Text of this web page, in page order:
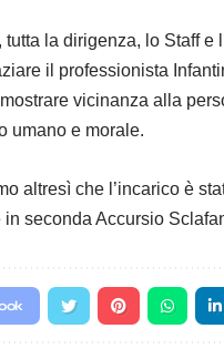
tutta la dirigenza, lo Staff e
il professionista
vicinanza alla
umano e morale.
altresì che l’incarico è
in seconda Accursio